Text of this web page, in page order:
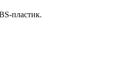
пластик.